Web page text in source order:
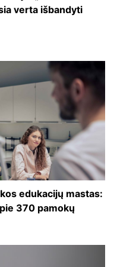
verta išbandyti
edukacijų mastas:
370 pamokų